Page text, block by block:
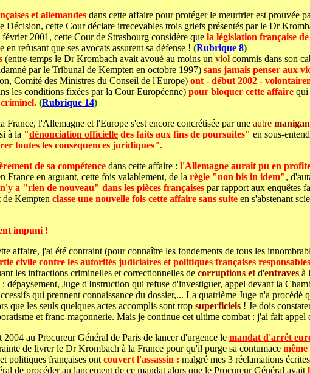
et allemandes dans cette affaire pour protéger le meurtrier est prouvée
Décision, cette Cour déclare irrecevables trois griefs présentés par le Dr
2001, cette Cour de Strasbourg considère que la législation française
refusant que ses avocats assurent sa défense ! (Rubrique 8)
(entre-temps le Dr Krombach avait avoué au moins un viol commis dans son
par le Tribunal de Kempten en octobre 1997) sans jamais penser aux
Comité des Ministres du Conseil de l'Europe) ont - début 2002 -
les conditions fixées par la Cour Européenne) pour bloquer cette affaire qui
(Rubrique 14)
France, l'Allemagne et l'Europe s'est encore concrétisée par une autre
à la "dénonciation officielle des faits aux fins de poursuites" en sous-
toutes les conséquences juridiques".
de sa compétence dans cette affaire : l'Allemagne aurait pu en
France en arguant, cette fois valablement, de la règle "non bis in idem",
a "rien de nouveau" dans les pièces françaises par rapport aux enquêtes
de Kempten classe une nouvelle fois cette affaire sans suite en s'abstenant
impuni !
affaire, j'ai été contraint (pour connaître les fondements de tous les
civile contre les autorités judiciaires et politiques françaises responsables
les infractions criminelles et correctionnelles de corruptions et d'entraves à
: dépaysement, Juge d'Instruction qui refuse d'investiguer, appel devant la
qui prennent connaissance du dossier,... La quatrième Juge n'a
que les seuls quelques actes accomplis sont trop superficiels ! Je dois
et franc-maçonnerie. Mais je continue cet ultime combat : j'ai fait
2004 au Procureur Général de Paris de lancer d'urgence le mandat d'arrêt
de livrer le Dr Krombach à la France pour qu'il purge sa contumace
politiques françaises ont couvert l'assassin : malgré mes 3 réclamations
de procéder au lancement de ce mandat alors que le Procureur Général avait